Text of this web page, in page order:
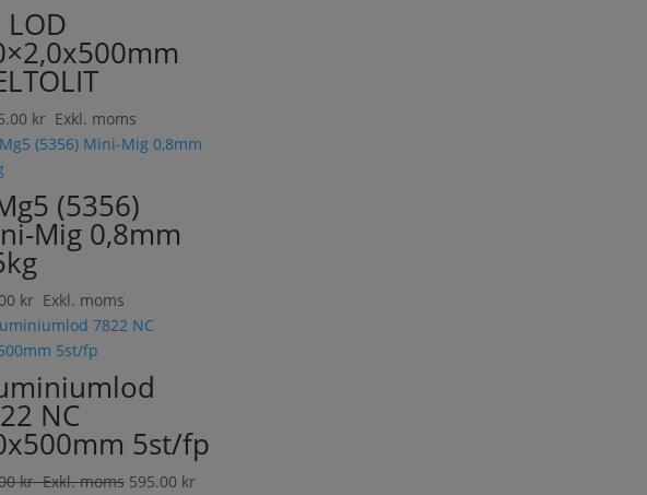
LOD
krExkl. moms
(5356)
Mig 0,8mm
krExkl. moms
NC
5st/fp
krExkl. moms 595.00 kr